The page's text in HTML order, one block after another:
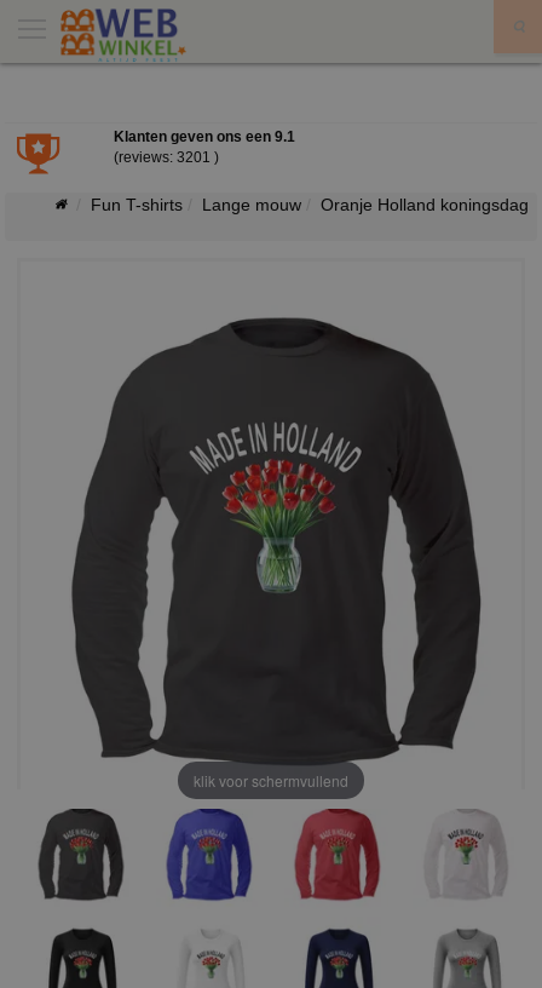
Klanten geven ons een 9.1
(reviews: 3201 )
Fun T-shirts Lange mouw Oranje Holland koningsdag
klik voor schermvullend